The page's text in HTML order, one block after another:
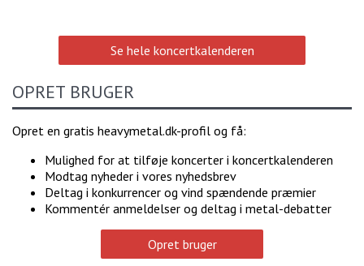
Se hele koncertkalenderen
OPRET BRUGER
Opret en gratis heavymetal.dk-profil og få:
Mulighed for at tilføje koncerter i koncertkalenderen
Modtag nyheder i vores nyhedsbrev
Deltag i konkurrencer og vind spændende præmier
Kommentér anmeldelser og deltag i metal-debatter
Opret bruger